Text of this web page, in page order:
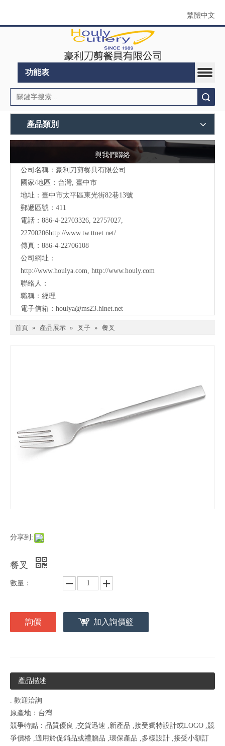
繁體中文
功能表
產品類別
與我們聯絡
公司名稱：豪利刀剪餐具有限公司
國家/地區：台灣, 臺中市
地址： 臺中市太平區東光街82巷13號
郵遞區號：411
電話：886-4-22703326, 22757027,
22700206http://www.tw.ttnet.net/
傳真：886-4-22706108
公司網址：
http://www.houlya.com http://www.houly.com
聯絡人：
職稱：經理
電子信箱： houlya@ms23.hinet.net
首頁 » 產品展示 » 叉子 » 餐叉
分享到:
餐叉
數量：
詢價 加入詢價籃
產品描述
. 歡迎洽詢
原產地：台灣
競爭特點：品質優良 ,交貨迅速 ,新產品 ,接受獨特設計或LOGO ,競
爭價格 ,適用於促銷品或禮贈品 ,環保產品 ,多樣設計 ,接受小額訂